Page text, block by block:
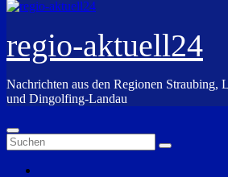
regio-aktuell24
Nachrichten aus den Regionen Straubing,
und Dingolfing-Landau